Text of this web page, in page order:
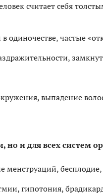
считает себя
частые
выпадение
но и для всех систем
бесплодие,
гипотония,